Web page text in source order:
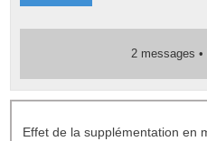
2 messages •
Effet de la supplémentation en